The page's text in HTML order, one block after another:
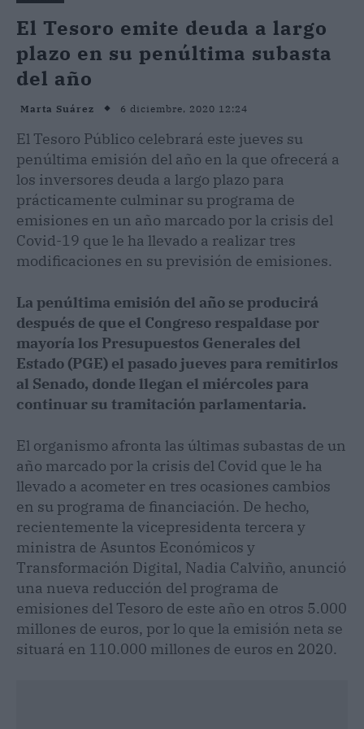
El Tesoro emite deuda a largo
plazo en su penúltima subasta
del año
Marta Suárez 6 diciembre, 2020 12:24
El Tesoro Público celebrará este jueves su
penúltima emisión del año en la que ofrecerá a
los inversores deuda a largo plazo para
prácticamente culminar su programa de
emisiones en un año marcado por la crisis del
Covid-19 que le ha llevado a realizar tres
modificaciones en su previsión de emisiones.
La penúltima emisión del año se producirá
después de que el Congreso respaldase por
mayoría los Presupuestos Generales del
Estado (PGE) el pasado jueves para remitirlos
al Senado, donde llegan el miércoles para
continuar su tramitación parlamentaria.
El organismo afronta las últimas subastas de un
año marcado por la crisis del Covid que le ha
llevado a acometer en tres ocasiones cambios
en su programa de financiación. De hecho,
recientemente la vicepresidenta tercera y
ministra de Asuntos Económicos y
Transformación Digital, Nadia Calviño, anunció
una nueva reducción del programa de
emisiones del Tesoro de este año en otros 5.000
millones de euros, por lo que la emisión neta se
situará en 110.000 millones de euros en 2020.